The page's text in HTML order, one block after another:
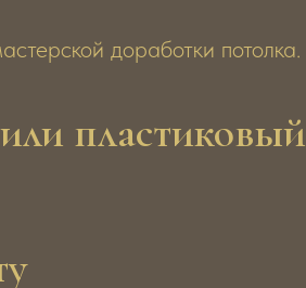
доработки потолка.
пластиковый